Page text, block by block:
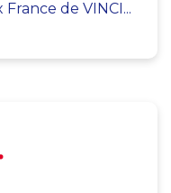
de VINCI...